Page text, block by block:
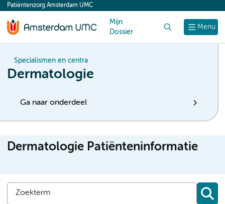
content
Menu
Patiëntenzorg Amsterdam UMC
Mijn
Dossier
Specialismen en centra
Dermatologie
Ga naar onderdeel
Dermatologie Patiënteninformatie